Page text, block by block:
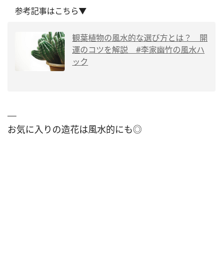
参考記事はこちら▼
観葉植物の風水的な選び方とは？ 開
運のコツを解説 #李家幽竹の風水ハ
ック
お気に入りの造花は風水的にも◎